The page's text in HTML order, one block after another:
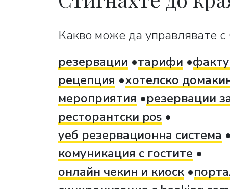
Какво може да управлявате с
резервации
тарифи
рецепция
хотелско
мероприятия
резервации
ресторантски pos
уеб резервационна система
комуникация с гостите
онлайн чекин и киоск